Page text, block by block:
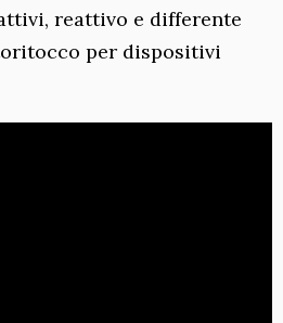
reattivo e differente
per dispositivi